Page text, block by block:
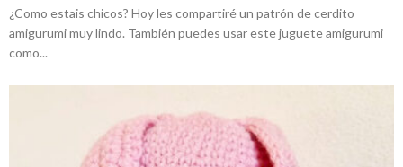
¿Como estais chicos? Hoy les compartiré un patrón de cerdito
amigurumi muy lindo. También puedes usar este juguete amigurumi
como...